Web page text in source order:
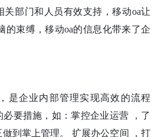
关部门和人员有效支持，移动oa让
的束缚，移动oa的信息化带来了企
是企业内部管理实现高效的流程
要措施，如：掌控企业运营 ，了
到掌上管理。 扩展办公空间 ，打